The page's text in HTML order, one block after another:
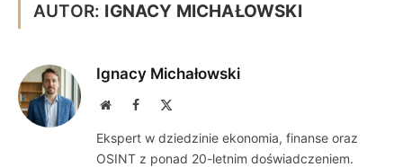
AUTOR: IGNACY MICHAŁOWSKI
Ignacy Michałowski
WebsiteFacebook
Ekspert w dziedzinie ekonomia, finanse oraz
OSINT z ponad 20-letnim doświadczeniem.